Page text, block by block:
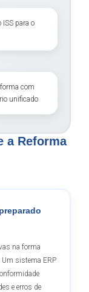
ISS para o
com
unificado
a Reforma
na forma
sistema ERP
e erros de